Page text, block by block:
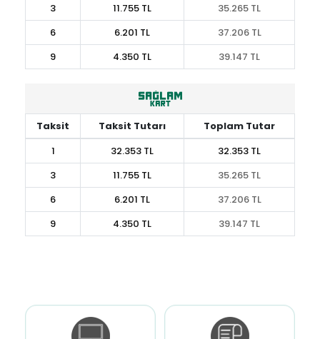
3
11.755 TL
35.265 TL
6
6.201 TL
37.206 TL
9
4.350 TL 39.147 TL
Taksit Taksit Tutarı
Toplam Tutar
1
32.353 TL
32.353 TL
3
11.755 TL
35.265 TL
6
6.201 TL
37.206 TL
9
4.350 TL 39.147 TL